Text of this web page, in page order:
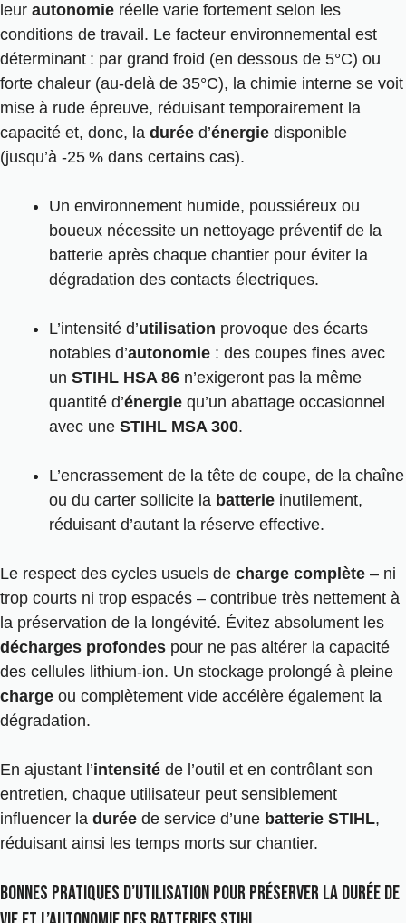
leur autonomie réelle varie fortement selon les
conditions de travail. Le facteur environnemental est
déterminant : par grand froid (en dessous de 5°C) ou
forte chaleur (au-delà de 35°C), la chimie interne se voit
mise à rude épreuve, réduisant temporairement la
capacité et, donc, la durée d’énergie disponible
(jusqu’à -25 % dans certains cas).
Un environnement humide, poussiéreux ou
boueux nécessite un nettoyage préventif de la
batterie après chaque chantier pour éviter la
dégradation des contacts électriques.
L’intensité d’utilisation provoque des écarts
notables d’autonomie : des coupes fines avec
un STIHL HSA 86 n’exigeront pas la même
quantité d’énergie qu’un abattage occasionnel
avec une STIHL MSA 300.
L’encrassement de la tête de coupe, de la chaîne
ou du carter sollicite la batterie inutilement,
réduisant d’autant la réserve effective.
Le respect des cycles usuels de charge complète – ni
trop courts ni trop espacés – contribue très nettement à
la préservation de la longévité. Évitez absolument les
décharges profondes pour ne pas altérer la capacité
des cellules lithium-ion. Un stockage prolongé à pleine
charge ou complètement vide accélère également la
dégradation.
En ajustant l’intensité de l’outil et en contrôlant son
entretien, chaque utilisateur peut sensiblement
influencer la durée de service d’une batterie STIHL,
réduisant ainsi les temps morts sur chantier.
Bonnes pratiques d’utilisation pour préserver la durée de